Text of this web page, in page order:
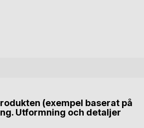
(exempel baserat på
Utformning och detaljer